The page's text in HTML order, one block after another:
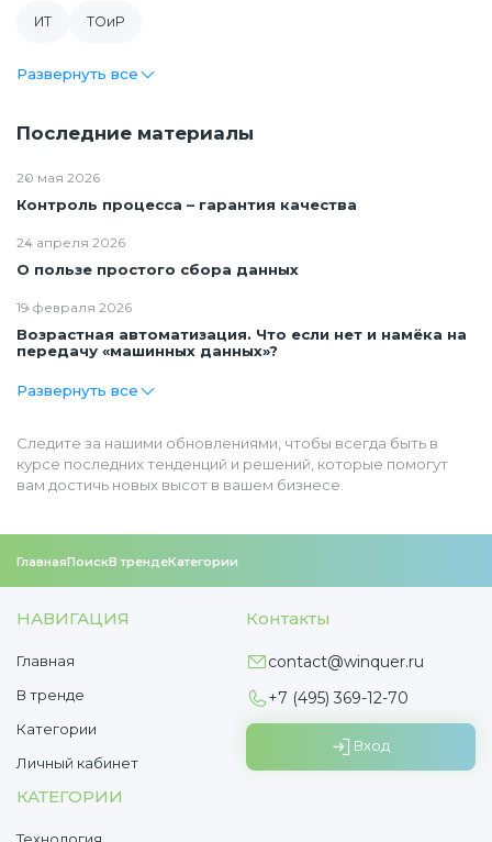
ИТ ТОиР
Развернуть все
Последние материалы
20 мая 2026
Контроль процесса – гарантия качества
24 апреля 2026
О пользе простого сбора данных
19 февраля 2026
Возрастная автоматизация. Что если нет и намёка на
передачу «машинных данных»?
Развернуть все
Следите за нашими обновлениями, чтобы всегда быть в
курсе последних тенденций и решений, которые помогут
вам достичь новых высот в вашем бизнесе.
ГлавнаяПоискВ трендеКатегории
НАВИГАЦИЯ
Главная
В тренде
Категории
Личный кабинет
КАТЕГОРИИ
Технология
Контакты
contact@winquer.ru
+7 (495) 369-12-70
Вход